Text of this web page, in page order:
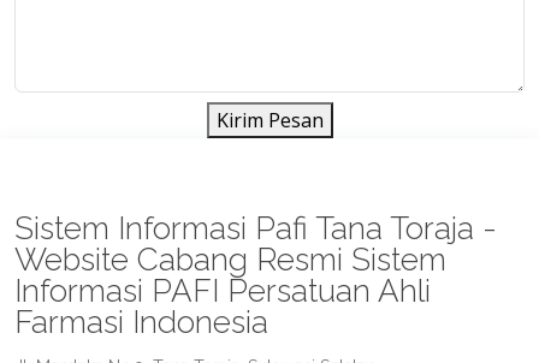
Kirim Pesan
Sistem Informasi Pafi Tana Toraja -
Website Cabang Resmi Sistem
Informasi PAFI Persatuan Ahli
Farmasi Indonesia